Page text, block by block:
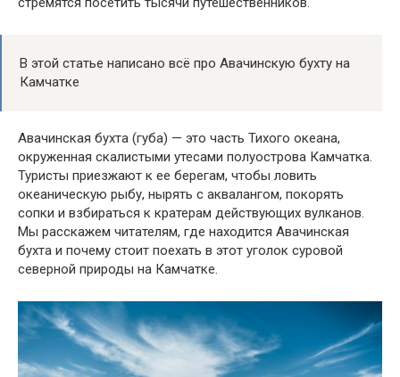
В этой статье написано всё про Авачинскую бухту на
Камчатке
Авачинская бухта (губа) — это часть Тихого океана,
окруженная скалистыми утесами полуострова Камчатка.
Туристы приезжают к ее берегам, чтобы ловить
океаническую рыбу, нырять с аквалангом, покорять
сопки и взбираться к кратерам действующих вулканов.
Мы расскажем читателям, где находится Авачинская
бухта и почему стоит поехать в этот уголок суровой
северной природы на Камчатке.